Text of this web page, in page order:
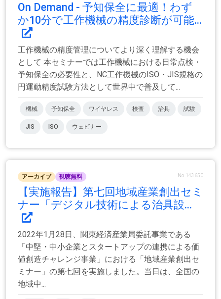
On Demand - 予知保全に最適！わず
か10分で工作機械の精度診断が可能...
工作機械の精度管理についてより深く理解する機会
として 本セミナーでは工作機械における日常点検・
予知保全の必要性と、NC工作機械のISO・JIS規格の
円運動精度試験方法として世界中で普及して...
機械 予知保全 ワイヤレス 検査 治具 試験
JIS ISO ウェビナー
アーカイブ 視聴無料 No.143650
【実施報告】第七回地域産業創出セミ
ナー「デジタル技術による治具設...
2022年1月28日、関東経済産業局委託事業である
「中堅・中小企業とスタートアップの連携による価
値創造チャレンジ事業」における「地域産業創出セ
ミナー」の第七回を実施しました。当日は、全国の
地域中...